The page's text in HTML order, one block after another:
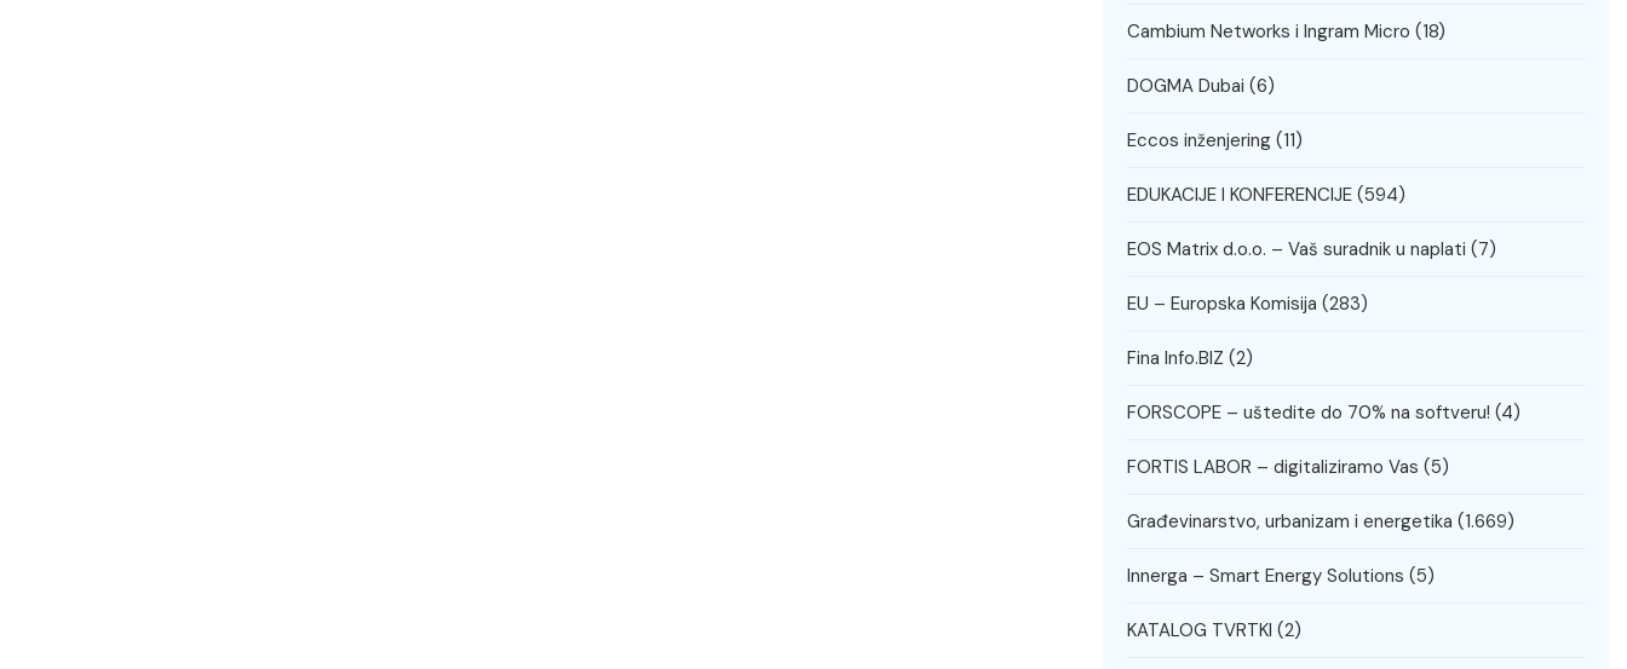
Cambium Networks i Ingram Micro (18)
DOGMA Dubai (6)
Eccos inženjering (11)
EDUKACIJE I KONFERENCIJE (594)
EOS Matrix d.o.o. – Vaš suradnik u naplati (7)
EU – Europska Komisija (283)
Fina Info.BIZ (2)
FORSCOPE – uštedite do 70% na softveru! (4)
FORTIS LABOR – digitaliziramo Vas (5)
Građevinarstvo, urbanizam i energetika (1.669)
Innerga – Smart Energy Solutions (5)
KATALOG TVRTKI (2)